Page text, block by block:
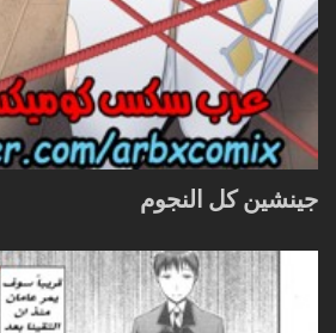
جينشين كل النجوم